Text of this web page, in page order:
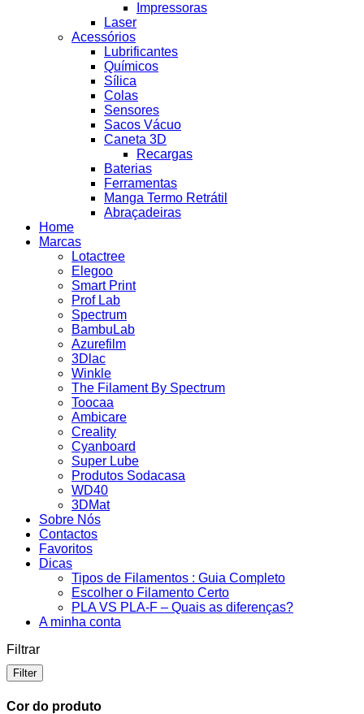
Impressoras
Laser
Acessórios
Lubrificantes
Químicos
Sílica
Colas
Sensores
Sacos Vácuo
Caneta 3D
Recargas
Baterias
Ferramentas
Manga Termo Retrátil
Abraçadeiras
Home
Marcas
Lotactree
Elegoo
Smart Print
Prof Lab
Spectrum
BambuLab
Azurefilm
3Dlac
Winkle
The Filament By Spectrum
Toocaa
Ambicare
Creality
Cyanboard
Super Lube
Produtos Sodacasa
WD40
3DMat
Sobre Nós
Contactos
Favoritos
Dicas
Tipos de Filamentos : Guia Completo
Escolher o Filamento Certo
PLA VS PLA-F – Quais as diferenças?
A minha conta
Filtrar
Filter
Cor do produto